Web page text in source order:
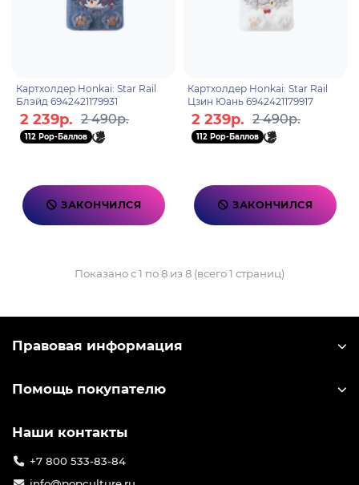
Картхолдер Honkai: Star Rail
Блэйд 6942421179931
2 239р. 2 490р.
112 Pop-Баллов
ЗАКОНЧИЛСЯ
Картхолдер Honkai: Star Rail
Цзин Юань 6942421179917
2 239р. 2 490р.
112 Pop-Баллов
ЗАКОНЧИЛСЯ
Показано с 1 по 8 из 8 (всего 1 страниц)
Правовая информация
Помощь покупателю
Наши контакты
+7 800 533-83-84